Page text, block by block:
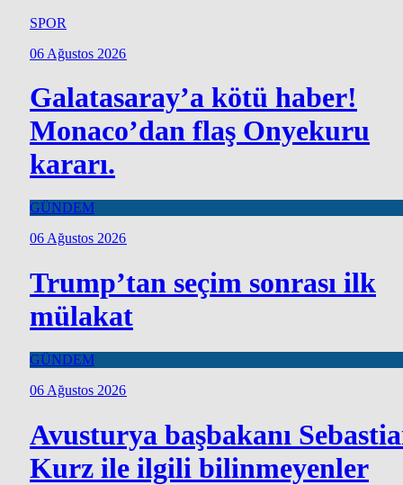
SPOR
06 Ağustos 2026
Galatasaray’a kötü haber!
Monaco’dan flaş Onyekuru
kararı.
GÜNDEM
06 Ağustos 2026
Trump’tan seçim sonrası ilk
mülakat
GÜNDEM
06 Ağustos 2026
Avusturya başbakanı
Kurz ile ilgili bilinmeyenler